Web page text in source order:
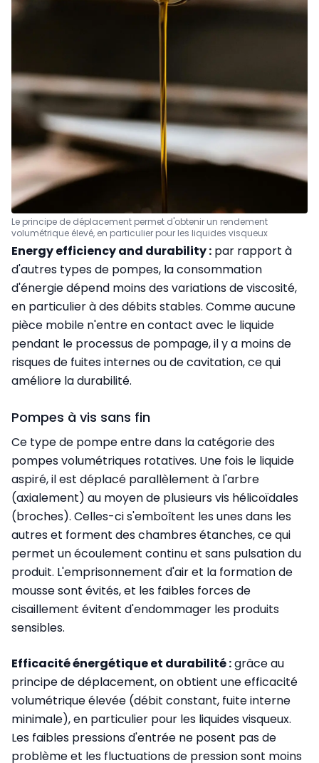
Le principe de déplacement permet d'obtenir un rendement
volumétrique élevé, en particulier pour les liquides visqueux
Energy efficiency and durability : par rapport à
d'autres types de pompes, la consommation
d'énergie dépend moins des variations de viscosité,
en particulier à des débits stables. Comme aucune
pièce mobile n'entre en contact avec le liquide
pendant le processus de pompage, il y a moins de
risques de fuites internes ou de cavitation, ce qui
améliore la durabilité.
Pompes à vis sans fin
Ce type de pompe entre dans la catégorie des
pompes volumétriques rotatives. Une fois le liquide
aspiré, il est déplacé parallèlement à l'arbre
(axialement) au moyen de plusieurs vis hélicoïdales
(broches). Celles-ci s'emboîtent les unes dans les
autres et forment des chambres étanches, ce qui
permet un écoulement continu et sans pulsation du
produit. L'emprisonnement d'air et la formation de
mousse sont évités, et les faibles forces de
cisaillement évitent d'endommager les produits
sensibles.
Efficacité énergétique et durabilité :grâce au
principe de déplacement, on obtient une efficacité
volumétrique élevée (débit constant, fuite interne
minimale), en particulier pour les liquides visqueux.
Les faibles pressions d'entrée ne posent pas de
problème et les fluctuations de pression sont moins